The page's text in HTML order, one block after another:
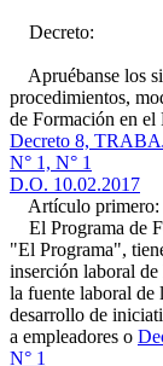
Decreto:
Apruébanse los
procedimientos,
de Formación en el
Decreto 8,
N° 1, N° 1
D.O. 10.02.2017
Artículo primero:
El Programa de
"El Programa",
inserción laboral de
la fuente laboral de
desarrollo de
a empleadores o
N° 1